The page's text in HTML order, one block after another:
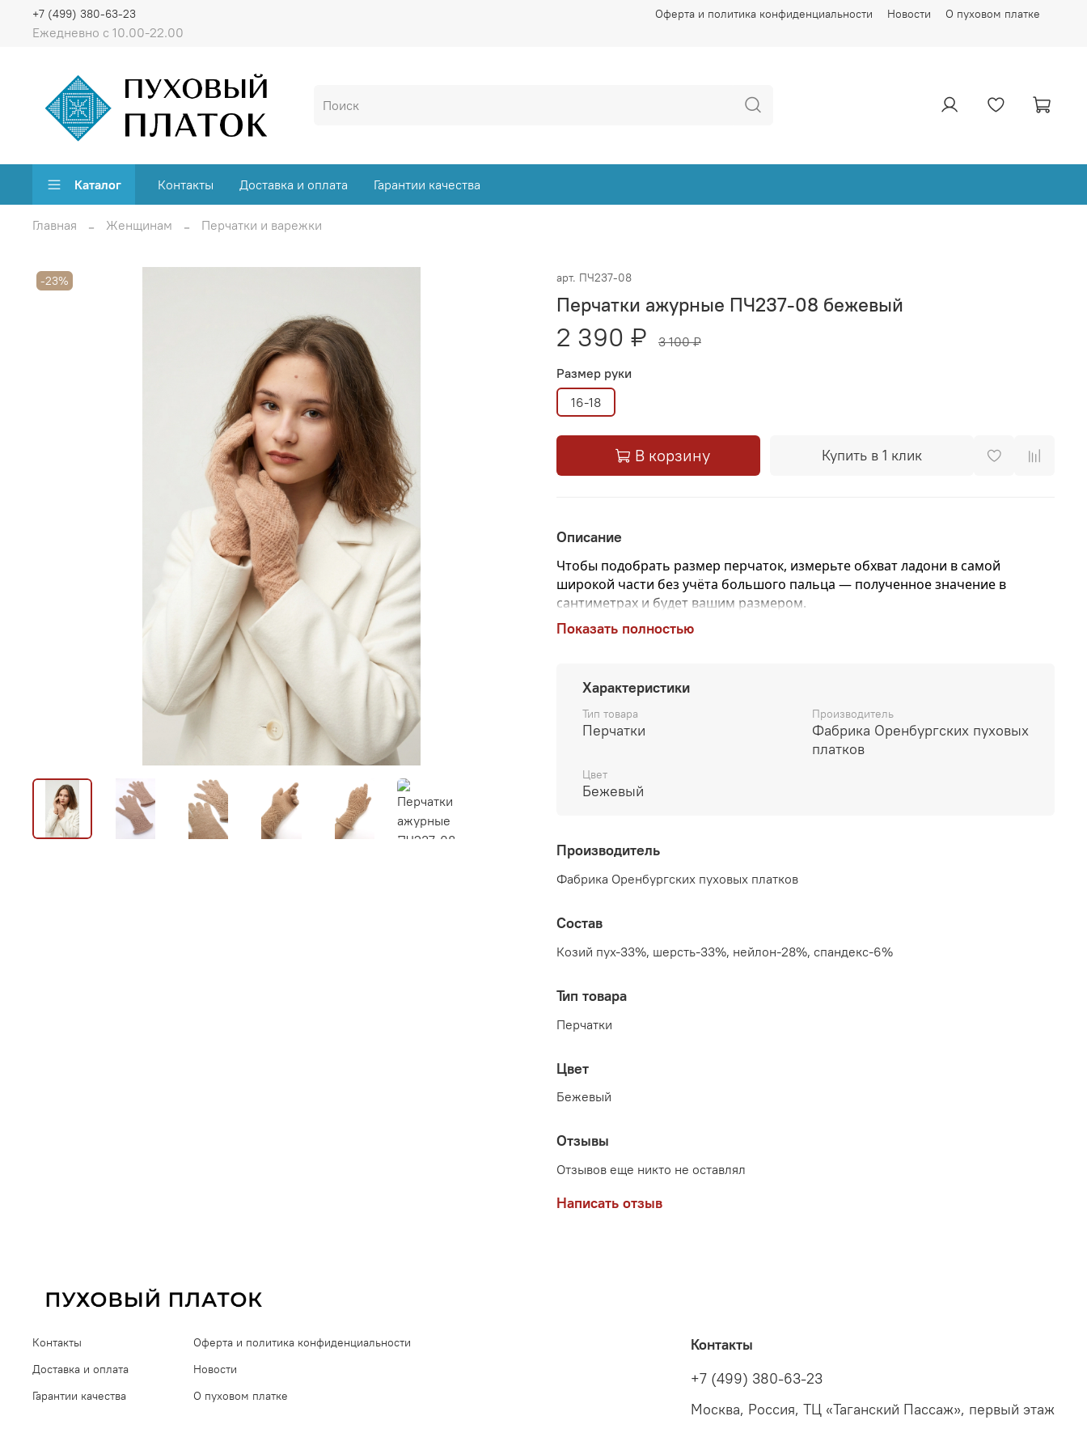
Оферта и политика конфиденциальности Новости О пуховом платке
Ежедневно с 10.00-22.00
+7 (499) 380-63-23
Каталог Контакты Доставка и оплата Гарантии качества
Главная Женщинам Перчатки и варежки
-23% арт. ПЧ237-08
Перчатки ажурные ПЧ237-08 бежевый
2 390 ₽
3 100 ₽
Размер руки
16-18
В корзину Купить в 1 клик
Описание
Чтобы подобрать размер перчаток, измерьте обхват ладони в самой
широкой части без учёта большого пальца — полученное значение в
сантиметрах и будет вашим размером.
Утонченные элегантные перчатки из пуха согреют и несомненно, украсят
массажный эффект, гигроскопичен. Ажурный узор создают
неповторимый ансамбль, который уместно впишется в классический
образ. Особенно эта модель будет хорошо смотреться с пальто или
шубой. Благодаря эластану данные перчатки отлично сядут на любой
украсит ваше запястье, мягко облегая его.
Показать полностью
Характеристики
Тип товара
Перчатки
Производитель
Фабрика Оренбургских пуховых
платков
Цвет
Бежевый
Производитель
Фабрика Оренбургских пуховых платков
Состав
Козий пух-33%, шерсть-33%, нейлон-28%, спандекс-6%
Тип товара
Перчатки
Цвет
Бежевый
Отзывы
Отзывов еще никто не оставлял
Написать отзыв
Контакты
Доставка и оплата
Гарантии качества
Оферта и политика конфиденциальности
Новости
О пуховом платке
Контакты
+7 (499) 380-63-23
Москва, Россия, ТЦ «Таганский Пассаж», первый этаж